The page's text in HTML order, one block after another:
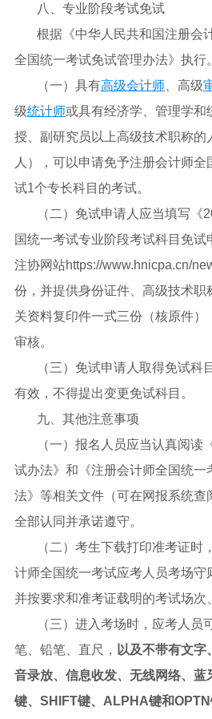
八、专业阶段考试免试
根据《中华人民共和国注册会
全国统一考试免试管理办法》执行。
（一）具有高级会计师、高级
级统计师或具有经济学、管理学和
授、副研究员以上高级技术职称的
人），可以申请免予注册会计师
试1个专长科目的考试。
（二）免试申请人应当填写《
国统一考试专业阶段考试科目免
注协网站https://www.hnicpa.cn/
份，并提供身份证件、高级技术职
关资料复印件一式三份（核原件）
审核。
（三）免试申请人取得免试科
有效，不得提出变更免试科目。
九、其他注意事项
（一）报名人员应当认真阅读
试办法》和《注册会计师全国统一
法》等相关文件（可在网报系统查
全部认同并承诺遵守。
（二）考生下载打印准考证时
计师全国统一考试应考人员考场守
并按要求和准考证载明的考试场次
（三）进入考场时，应考人员
笔、铅笔、直尺， 以及不带有文字
音录放、信息收发、无线网络、
键、SHIFT键、ALPHA键和